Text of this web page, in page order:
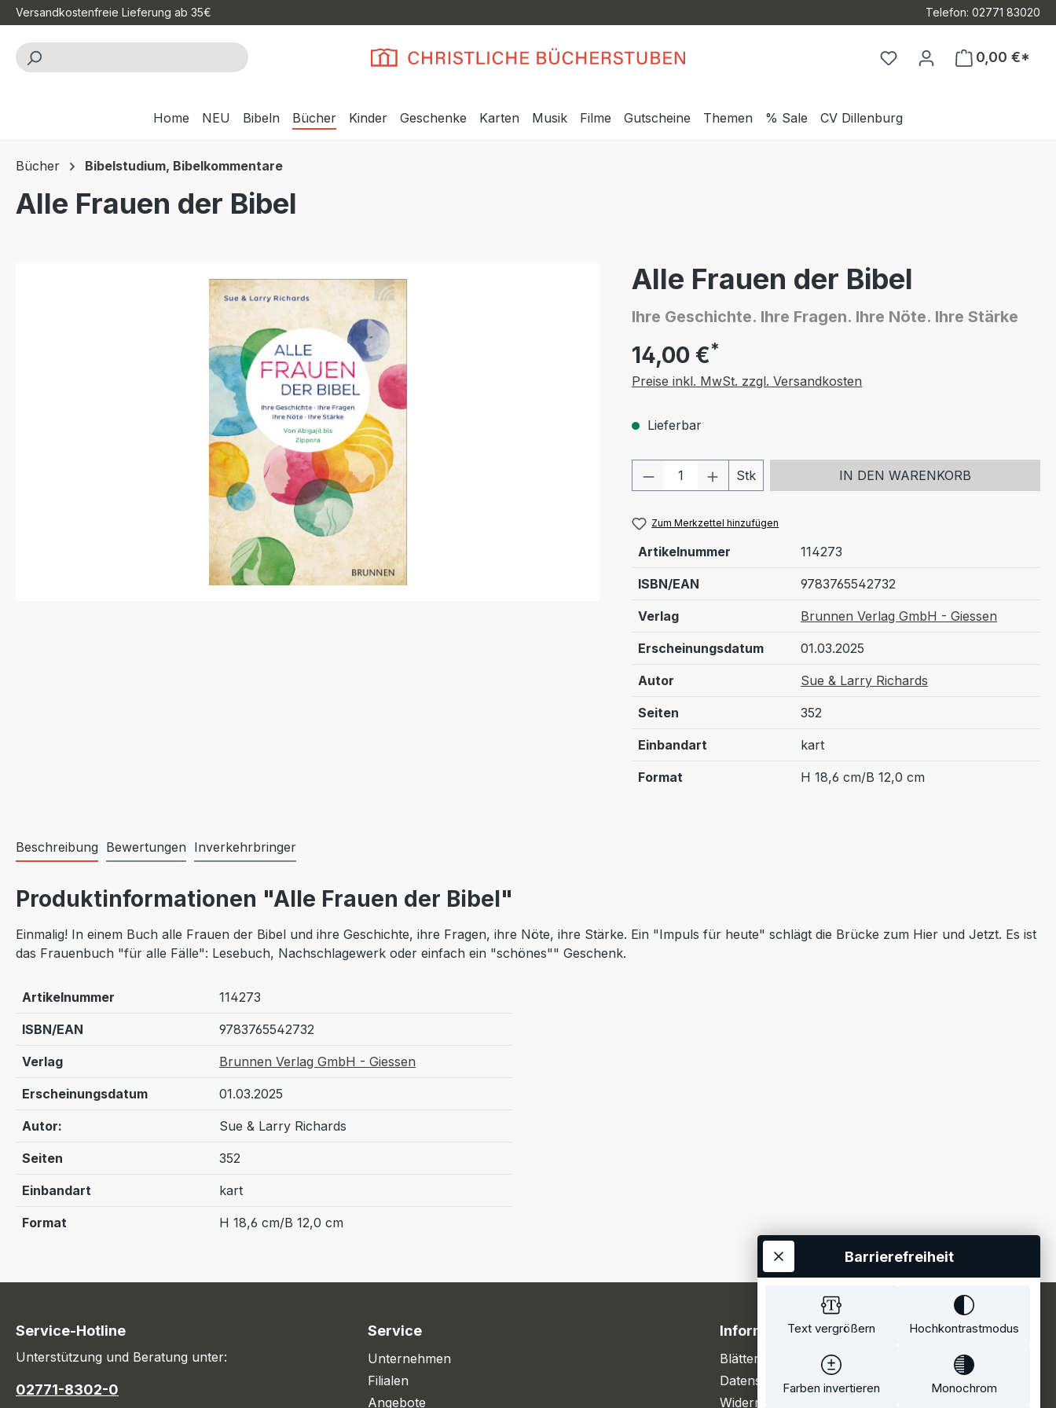
Hauptinhalt springen
Zur Suche springen
Zur Hauptnavigation springen
Versandkostenfreie Lieferung ab 35€ Telefon: 02771 83020
Du hast 0 Produkte auf
0,00 €*
Home NEU Bibeln Bücher Kinder Geschenke Karten Musik Filme Gutscheine Themen % Sale CV Dillenburg
Bücher Bibelstudium, Bibelkommentare
Alle Frauen der Bibel
Alle Frauen der Bibel
Ihre Geschichte. Ihre Fragen. Ihre Nöte. Ihre Stärke
14,00 €*
Preise inkl. MwSt. zzgl. Versandkosten
Lieferbar
Produkt Anzahl: Gib den gewünschten Wert
Stk IN DEN WARENKORB
Zum Merkzettel hinzufügen
Artikelnummer 114273
ISBN/EAN 9783765542732
Verlag Brunnen Verlag GmbH - Giessen
Erscheinungsdatum 01.03.2025
Autor Sue & Larry Richards
Seiten 352
Einbandart kart
Format H 18,6 cm/B 12,0 cm
Beschreibung Bewertungen Inverkehrbringer
Produktinformationen "Alle Frauen der Bibel"
Einmalig! In einem Buch alle Frauen der Bibel und ihre Geschichte, ihre Fragen, ihre Nöte, ihre Stärke. Ein "Impuls für heute" schlägt die Brücke zum Hier und Jetzt. Es ist
das Frauenbuch "für alle Fälle": Lesebuch, Nachschlagewerk oder einfach ein "schönes"" Geschenk.
Artikelnummer 114273
ISBN/EAN 9783765542732
Verlag Brunnen Verlag GmbH - Giessen
Erscheinungsdatum 01.03.2025
Autor: Sue & Larry Richards
Seiten 352
Einbandart kart
Format H 18,6 cm/B 12,0 cm
Service-Hotline
Unterstützung und Beratung unter:
02771-8302-0
Service
Unternehmen
Filialen
Angebote
Information
Blätterkatalog
Datenschutzerklärung
Widerrufsbelehrung
Text vergrößern Hochkontrastmodus
Farben invertieren Monochrom
Barrierefreiheit